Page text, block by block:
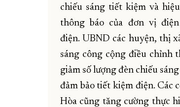
chiếu sáng tiết kiệm và
thông báo của đơn vị
điện. UBND các huyện, thị
sáng công cộng điều chỉnh
giảm số lượng đèn chiếu
đảm bảo tiết kiệm điện. Các
Hòa cũng tăng cường thực